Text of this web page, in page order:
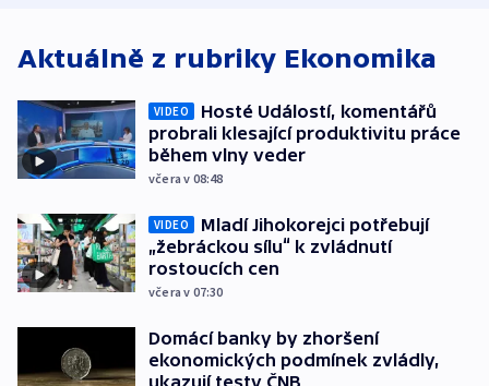
Aktuálně z rubriky Ekonomika
VIDEO
Hosté Událostí, komentářů
probrali klesající produktivitu práce
během vlny veder
včera v 08:48
VIDEO
Mladí Jihokorejci potřebují
„žebráckou sílu“ k zvládnutí
rostoucích cen
včera v 07:30
Domácí banky by zhoršení
ekonomických podmínek zvládly,
ukazují testy ČNB